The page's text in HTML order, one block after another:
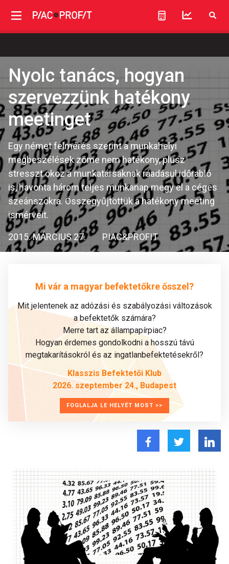
Nyolc tanács, hogyan
szervezzünk hatékony
meetinget
Egy német felmérés szerint a munkahelyi
megbeszélések zöme nem hatékony, plusz
stresszt okoz a munkatársaknak ráadásul időrabló
is, havonta három teljes munkanap megy el a céges
szeánszokra. Összegyűjtöttük a hatékony meeting
ismérveit.
2015. MÁRCIUS 27. PIAC&PROFIT
Mi vár a magyar befektetőkre ősszel?
Mit jelentenek az adózási és szabályozási változások
a befektetők számára?
Merre tart az állampapírpiac?
Hogyan érdemes gondolkodni a hosszú távú
megtakarításokról és az ingatlanbefektetésekről?
Klasszis Befektetői Klub
2026. szeptember 24., Budapest
FOGLALJA LE HELYÉT MOST >>